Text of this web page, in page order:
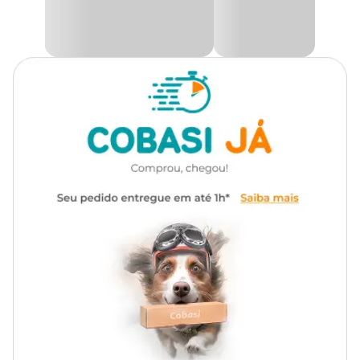
e seguro para os habitantes do seu aquário.
Com sua durabilidade e fácil manutenção, esta planta é uma
solução prática e estética, ideal para aquaristas que buscam um
produto que combine beleza, funcionalidade e segurança para seus
Aqui na Cobasi você encontra aPlanta Plástica para Aquário
Maxxi AP-076E1 com preçoespecial. Compre pelo App, Site ou
Características da Planta Plástica para Aquário:
seguro para os peixes;
Plástico de alta qualidade, durável e resistente;
aquários de água doce
esconderijos para os peixes
Fácil de manter, sem a necessidade de cuidados especiais.